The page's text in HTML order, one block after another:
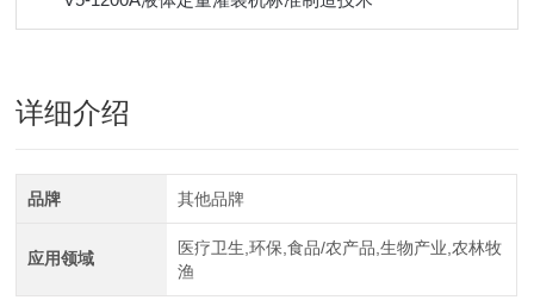
详细介绍
品牌 其他品牌
应用领域
医疗卫生,环保,食品/农产品,生物产业,农林牧
渔